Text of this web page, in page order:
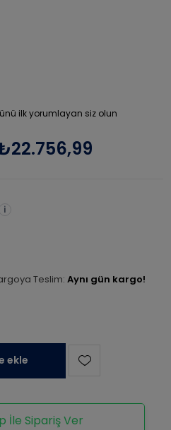
ilk yorumlayan siz olun
i
Teslim: Aynı gün kargo!
ekle
İle Sipariş Ver